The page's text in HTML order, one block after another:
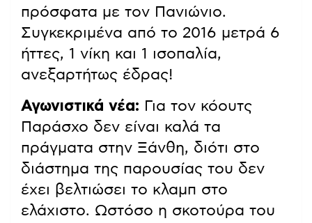
πρόσφατα με τον Πανιώνιο.
Συγκεκριμένα από το 2016 μετρά 6
ήττες, 1 νίκη και 1 ισοπαλία,
ανεξαρτήτως έδρας!
Αγωνιστικά νέα: Για τον κόουτς
Παράσχο δεν είναι καλά τα
πράγματα στην Ξάνθη, διότι στο
διάστημα της παρουσίας του δεν
έχει βελτιώσει το κλαμπ στο
ελάχιστο. Ωστόσο η σκοτούρα του